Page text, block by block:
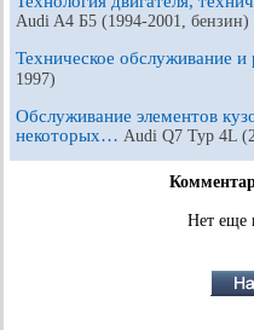
Audi A4 Б5 (1994-2001, бензин)
Техническое обслуживание и
1997)
Обслуживание элементов
некоторых… Audi Q7 Typ 4L
Нет еще